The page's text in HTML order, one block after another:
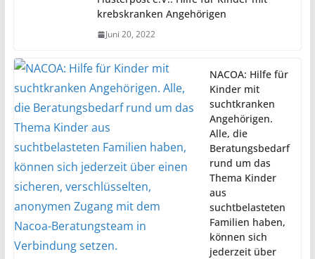
krebskranken Angehörigen
Juni 20, 2022
NACOA: Hilfe für
Kinder mit
suchtkranken
Angehörigen.
Alle, die
Beratungsbedarf
rund um das
Thema Kinder
aus
suchtbelasteten
Familien haben,
können sich
jederzeit über